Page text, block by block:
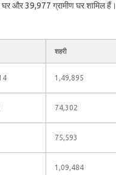
और 39,977 ग्रामीण घर शामिल हैं।
शहरी
1,49,895
74,302
75,593
1,09,484